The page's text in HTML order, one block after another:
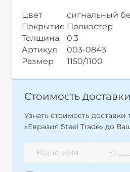
Цвет
сигнальный
Покрытие Полиэстер
Толщина
0.3
Артикул
003-0843
Размер
1150/1100
Стоимость доставки
Узнать стоимость доставки
«Евразия Steel Trade» до